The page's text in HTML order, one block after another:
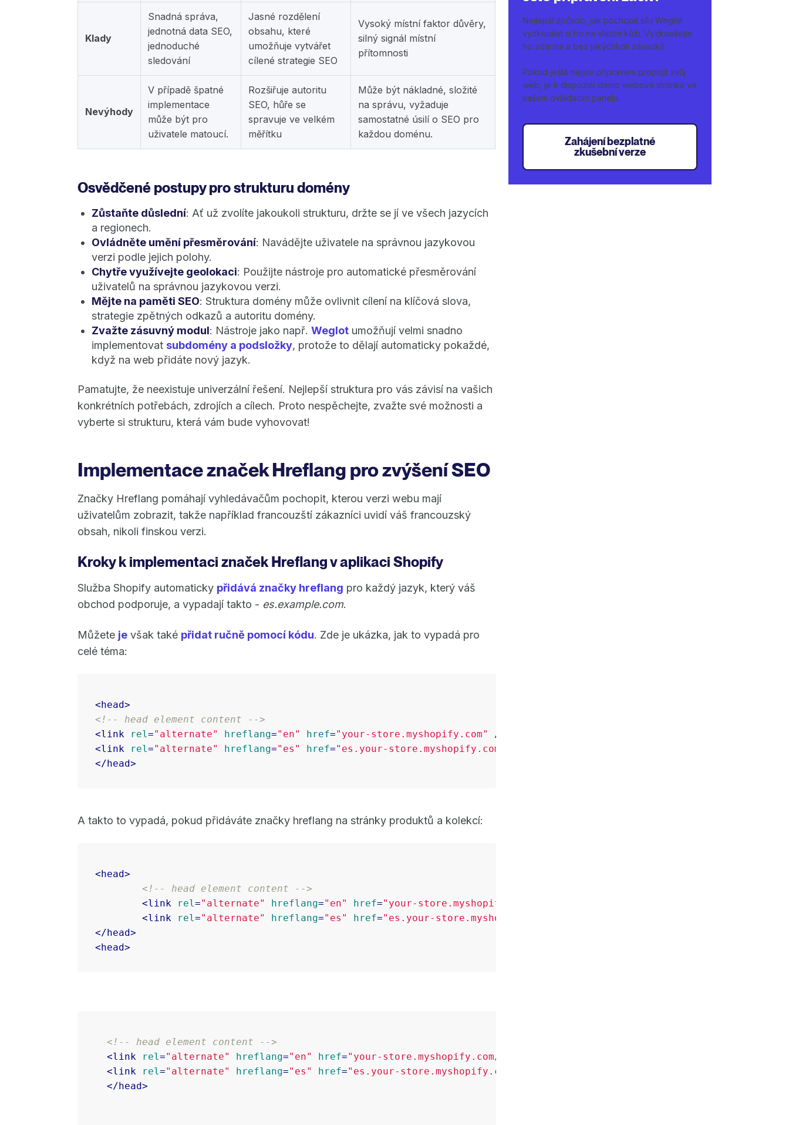
Klady
Snadná správa,
jednotná data SEO,
jednoduché
sledování
Jasné rozdělení
obsahu, které
umožňuje vytvářet
cílené strategie SEO
Vysoký místní faktor důvěry,
silný signál místní
přítomnosti
Nevýhody
V případě špatné
implementace
může být pro
uživatele matoucí.
Rozšiřuje autoritu
SEO, hůře se
spravuje ve velkém
měřítku
Může být nákladné, složité
na správu, vyžaduje
samostatné úsilí o SEO pro
každou doménu.
Osvědčené postupy pro strukturu domény
Zůstaňte důslední: Ať už zvolíte jakoukoli strukturu, držte se jí ve všech jazycích
a regionech.
Ovládněte umění přesměrování: Navádějte uživatele na správnou jazykovou
verzi podle jejich polohy.
Chytře využívejte geolokaci: Použijte nástroje pro automatické přesměrování
uživatelů na správnou jazykovou verzi.
Mějte na paměti SEO: Struktura domény může ovlivnit cílení na klíčová slova,
strategie zpětných odkazů a autoritu domény.
Zvažte zásuvný modul: Nástroje jako např. Weglot umožňují velmi snadno
implementovat subdomény a podsložky, protože to dělají automaticky pokaždé,
když na web přidáte nový jazyk.
Pamatujte, že neexistuje univerzální řešení. Nejlepší struktura pro vás závisí na vašich
konkrétních potřebách, zdrojích a cílech. Proto nespěchejte, zvažte své možnosti a
vyberte si strukturu, která vám bude vyhovovat!
Implementace značek Hreflang pro zvýšení SEO
Značky Hreflang pomáhají vyhledávačům pochopit, kterou verzi webu mají
uživatelům zobrazit, takže například francouzští zákazníci uvidí váš francouzský
obsah, nikoli finskou verzi.
Kroky k implementaci značek Hreflang v aplikaci Shopify
Služba Shopify automaticky přidává značky hreflang pro každý jazyk, který váš
obchod podporuje, a vypadají takto - es.example.com.
Můžete je však také přidat ručně pomocí kódu. Zde je ukázka, jak to vypadá pro
celé téma:
<head>
<!-- head element content -->
<link rel ="alternate" hreflang="en" href="your-store.myshopify.com"
/>
<link rel ="alternate" hreflang="es" href="es.your-store.myshopify.com"
</head>
A takto to vypadá, pokud přidáváte značky hreflang na stránky produktů a kolekcí:
<head>
<!-- head element content -->
<link rel ="alternate" hreflang="en" href="your-store.myshopify.com/products/{product-name}"
<link rel ="alternate" hreflang="es" href="es.your-store.myshopify.com/products/{product-name}"
</head>
<head>
<!-- head element content -->
<link rel ="alternate" hreflang="en" href="your-store.myshopify.com/collections/{collection-name}"
<link rel ="alternate" hreflang="es" href="es.your-store.myshopify.com/collections/{collection-name}"
</head>
Nejlepší způsob, jak pochopit sílu Weglot
vyzkoušet si ho na vlastní kůži. Vyzkoušejte
ho zdarma a bez jakýchkoli závazků.
Pokud ještě nejste připraveni propojit svůj
web, je k dispozici demo webová stránka ve
vašem ovládacím panelu.
Zahájení bezplatné
zkušební verze